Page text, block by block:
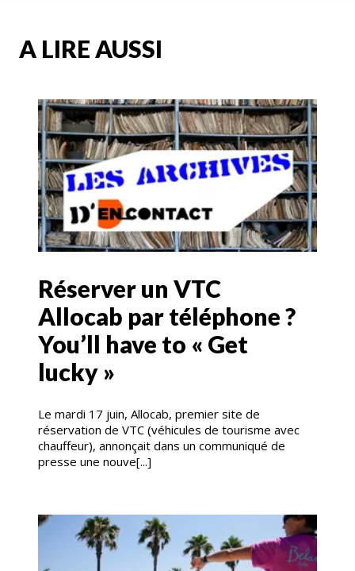
A LIRE AUSSI
Réserver un VTC
Allocab par téléphone ?
You’ll have to « Get
lucky »
Le mardi 17 juin, Allocab, premier site de
réservation de VTC (véhicules de tourisme avec
chauffeur), annonçait dans un communiqué de
presse une nouve[...]